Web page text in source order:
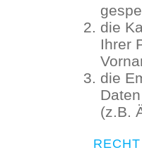
die
Ihrer
die
(z.B.